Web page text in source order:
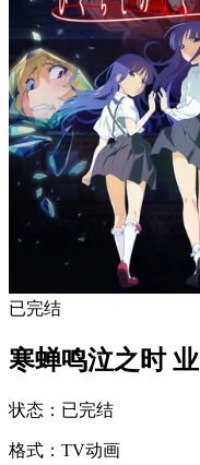
已完结
寒蝉鸣泣之时 业
状态 ： 已完结
格式 ： TV动画